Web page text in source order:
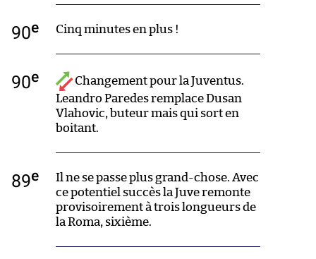
90e Cinq minutes en plus !
90e
Changement pour la Juventus.
Leandro Paredes remplace Dusan
Vlahovic, buteur mais qui sort en
boitant.
89e
Il ne se passe plus grand-chose. Avec
ce potentiel succès la Juve remonte
provisoirement à trois longueurs de
la Roma, sixième.